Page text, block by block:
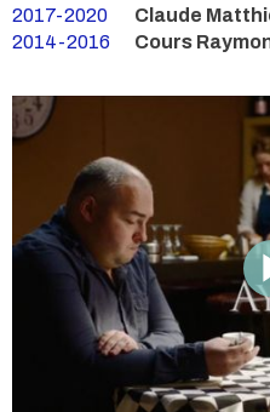
2017-2020
Claude
2014-2016
Cours